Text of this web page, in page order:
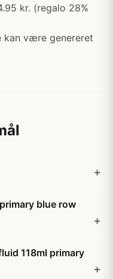
kr. (regalo 28%
kan være genereret
blue row
118ml primary